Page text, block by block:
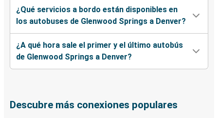
¿Qué servicios a bordo están disponibles en
los autobuses de Glenwood Springs a Denver?
¿A qué hora sale el primer y el último autobús
de Glenwood Springs a Denver?
Descubre más conexiones populares